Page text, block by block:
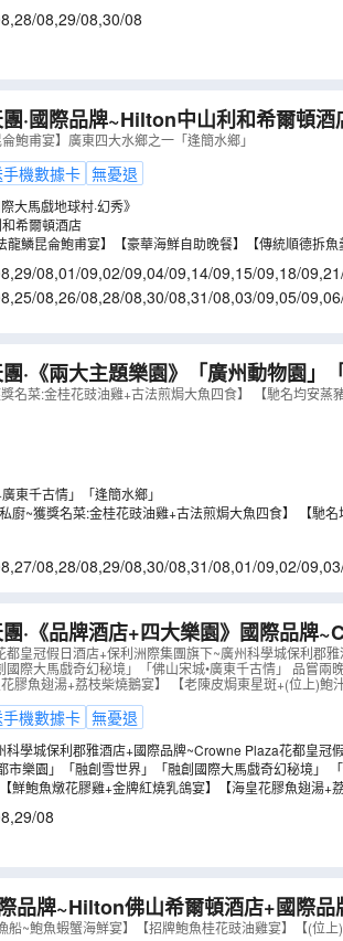
,28/08,29/08,30/08
·國際品牌~Hilton中山利和希爾頓
王國+國際大馬戲 （GTPFE02KXJ
鮑甫宴】廣東四大水鄉之一「逢簡水鄉」
手機數據卡 無憂退
大馬戲地球村·幻秀》
希爾頓酒店
鱗昆侖鮑甫宴】【豪華海鮮自助晚餐】【傳統順德拆魚
,29/08,01/09,02/09,04/09,14/09,15/09,18/09,
,25/08,26/08,28/08,30/08,31/08,03/09,05/09,
·《兩大主題樂園》「廣州動物園」
贈送乙份~精緻蛋糕+水果) （
名菜:金桂花豉油雞+古法煎焗大魚四食】 【馳名均安蒸
東千古情」「逢簡水鄉」
廚~獲獎名菜:金桂花豉油雞+古法煎焗大魚四食】 【馳
,27/08,28/08,29/08,30/08,31/08,01/09,02/09,
·《品牌酒店+四大樂園》國際品牌
」（GAPFR03KJ）
皇冠假日酒店+保利洲際集團旗下~廣州科學城保利郡
際大馬戲奇幻秘境」「佛山宋城•廣東千古情」 品嘗兩
膠魚翅湯+荔枝柴燒鵝宴】 【老陳皮焗東星斑+(位上)鮑
手機數據卡 無憂退
學城保利郡雅酒店+國際品牌~Crowne Plaza花都皇冠
樂園」「融創雪世界」「融創國際大馬戲奇幻秘境」 「
鮮鮑魚燉花膠雞+金牌紅燒乳鴿宴】【海皇花膠魚翅湯+
,29/08
品牌~Hilton佛山希爾頓酒店+國際
成人報名可提升入住親子主題客房
~鮑魚蝦蟹海鮮宴】【招牌鮑魚桂花豉油雞宴】【(位上